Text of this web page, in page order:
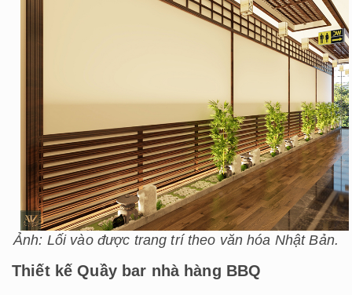
Ảnh: Lối vào được trang trí theo văn hóa Nhật Bản.
Thiết kế Quầy bar nhà hàng BBQ